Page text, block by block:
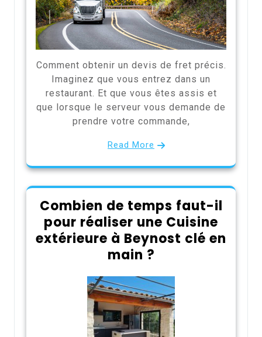
Comment obtenir un devis de fret précis.
Imaginez que vous entrez dans un
restaurant. Et que vous êtes assis et
que lorsque le serveur vous demande de
prendre votre commande,
Read More
Combien de temps faut-il
pour réaliser une Cuisine
extérieure à Beynost clé en
main ?